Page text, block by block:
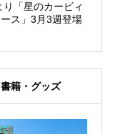
「星のカービィ
ス」3月3週登場
書籍・グッズ